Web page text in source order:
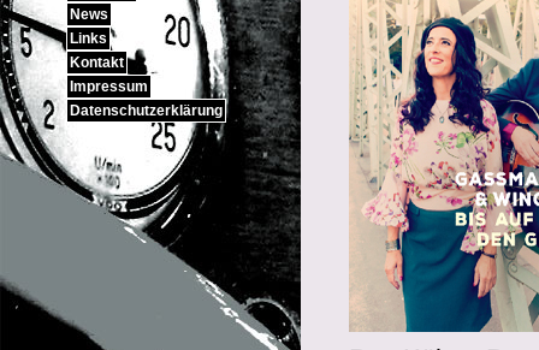
News
Links
Kontakt
Impressum
Datenschutzerklärung